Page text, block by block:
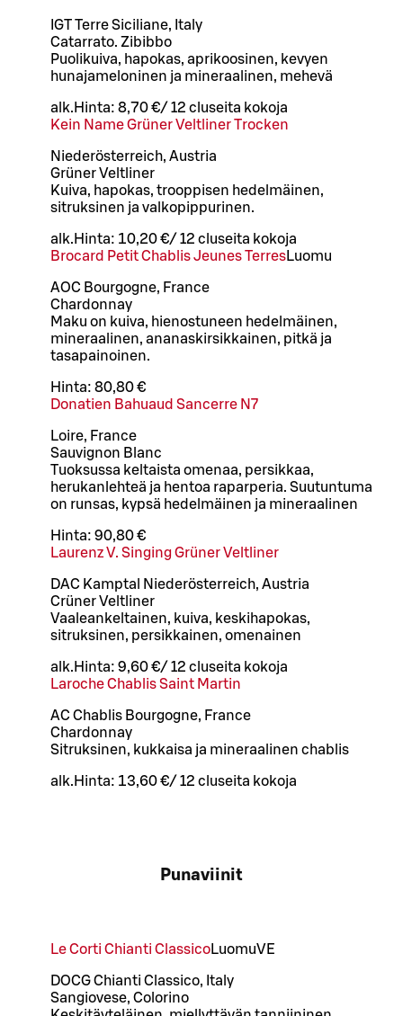
IGT Terre Siciliane, Italy
Catarrato. Zibibbo
Puolikuiva, hapokas, aprikoosinen, kevyen
hunajameloninen ja mineraalinen, mehevä
alk. Hinta: 8,70 €/ 12 cl useita kokoja
Kein Name Grüner Veltliner Trocken
Niederösterreich, Austria
Grüner Veltliner
Kuiva, hapokas, trooppisen hedelmäinen,
sitruksinen ja valkopippurinen.
alk. Hinta: 10,20 €/ 12 cl useita kokoja
Brocard Petit Chablis Jeunes TerresLuomu
AOC Bourgogne, France
Chardonnay
Maku on kuiva, hienostuneen hedelmäinen,
mineraalinen, ananaskirsikkainen, pitkä ja
tasapainoinen.
Hinta: 80,80 €
Donatien Bahuaud Sancerre N7
Loire, France
Sauvignon Blanc
Tuoksussa keltaista omenaa, persikkaa,
herukanlehteä ja hentoa raparperia. Suutuntuma
on runsas, kypsä hedelmäinen ja mineraalinen
Hinta: 90,80 €
Laurenz V. Singing Grüner Veltliner
DAC Kamptal Niederösterreich, Austria
Crüner Veltliner
Vaaleankeltainen, kuiva, keskihapokas,
sitruksinen, persikkainen, omenainen
alk. Hinta: 9,60 €/ 12 cl useita kokoja
Laroche Chablis Saint Martin
AC Chablis Bourgogne, France
Chardonnay
Sitruksinen, kukkaisa ja mineraalinen chablis
alk. Hinta: 13,60 €/ 12 cl useita kokoja
Punaviinit
Le Corti Chianti ClassicoLuomuVE
DOCG Chianti Classico, Italy
Sangiovese, Colorino